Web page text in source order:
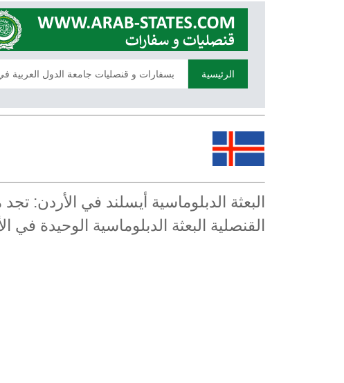
الرئيسية بسفارات و قنصليات جامعة الدول العربية
البعثة الدبلوماسية أيسلند في
القنصلية البعثة الدبلوماسية الوحيدة